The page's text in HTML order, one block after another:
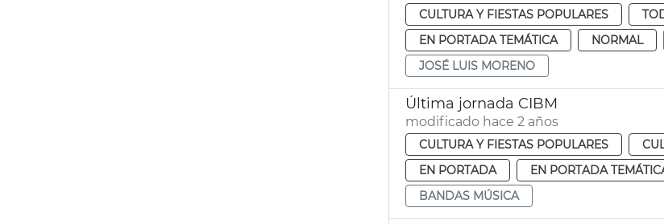
CULTURA Y FIESTAS POPULARES
EN PORTADA TEMÁTICA
NORMAL
JOSÉ LUIS MORENO
Última jornada CIBM
modificado hace 2 años
CULTURA Y FIESTAS POPULARES
EN PORTADA
EN PORTADA
BANDAS MÚSICA